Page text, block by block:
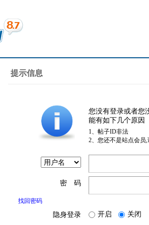
提示信息
您没有登录或者您
能有如下几个原因
1、帖子ID非法
2、您还不是站点会员
密 码
找回密码
隐身登录 开启 关闭